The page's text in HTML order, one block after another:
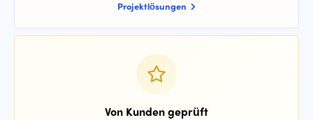
Projektlösungen
Von Kunden geprüft